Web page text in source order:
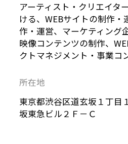
アーティスト・クリエイタ
ける、WEBサイトの制作・
作・運営、マーケティング
映像コンテンツの制作、
クトマネジメント・事業コ
所在地
東京都渋谷区道玄坂１丁目
坂東急ビル２Ｆ－Ｃ